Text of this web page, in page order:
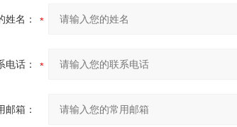
姓名：
电话：
邮箱：